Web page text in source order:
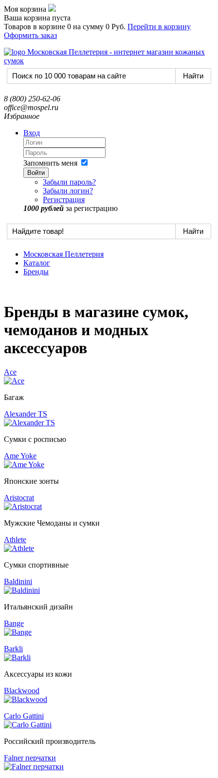
Моя корзина
Ваша корзина пуста
Товаров в корзине 0 на сумму 0 Руб. Перейти в корзину
Оформить заказ
8 (800) 250-62-06
office@mospel.ru
Избранное
Вход
Запомнить меня
Войти
Забыли пароль?
Забыли логин?
Регистрация
1000 рублей за регистрацию
Московская Пеллетерия
Каталог
Бренды
Бренды в магазине сумок,
чемоданов и модных
аксессуаров
Ace
Багаж
Alexander TS
Сумки с росписью
Ame Yoke
Японские зонты
Aristocrat
Мужские Чемоданы и сумки
Athlete
Сумки спортивные
Baldinini
Итальянский дизайн
Bange
Barkli
Аксессуары из кожи
Blackwood
Carlo Gattini
Российский производитель
Falner перчатки